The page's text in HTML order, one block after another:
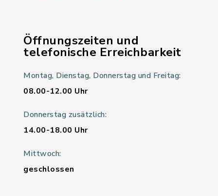
Öffnungszeiten und
telefonische Erreichbarkeit
Montag, Dienstag, Donnerstag und Freitag:
08.00-12.00 Uhr
Donnerstag zusätzlich:
14.00-18.00 Uhr
Mittwoch:
geschlossen